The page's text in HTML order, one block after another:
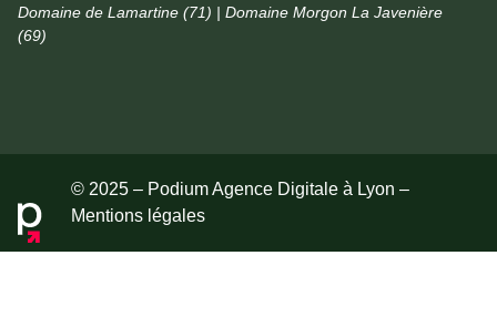
Domaine de Lamartine (71) | Domaine Morgon La Javenière
(69)
© 2025 – Podium Agence Digitale à Lyon –
Mentions légales